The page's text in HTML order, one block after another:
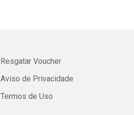
Resgatar Voucher
Aviso de Privacidade
Termos de Uso